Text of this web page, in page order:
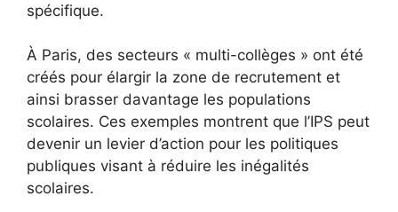
spécifique.
À Paris, des secteurs « multi-collèges » ont été
créés pour élargir la zone de recrutement et
ainsi brasser davantage les populations
scolaires. Ces exemples montrent que l’IPS peut
devenir un levier d’action pour les politiques
publiques visant à réduire les inégalités
scolaires.